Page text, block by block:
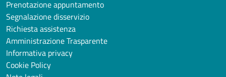
Prenotazione appuntamento
Segnalazione disservizio
Richiesta assistenza
Amministrazione Trasparente
Informativa privacy
Cookie Policy